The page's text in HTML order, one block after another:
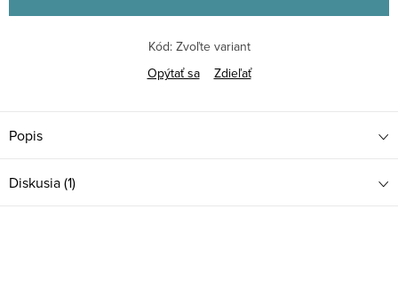
Kód: Zvoľte variant
Opýtať sa
Zdieľať
Popis
Diskusia (1)